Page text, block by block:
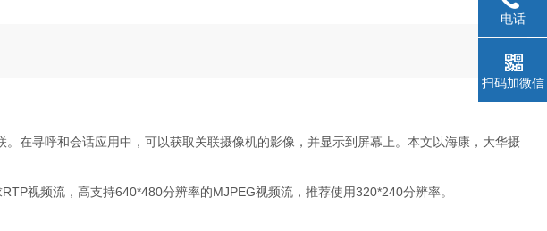
。在寻呼和会话应用中，可以获取关联摄像机的影像，并显示到屏幕上。本文以海康，大华摄
RTP视频流，高支持640*480分辨率的MJPEG视频流，推荐使用320*240分辨率。
电话
扫码加微信